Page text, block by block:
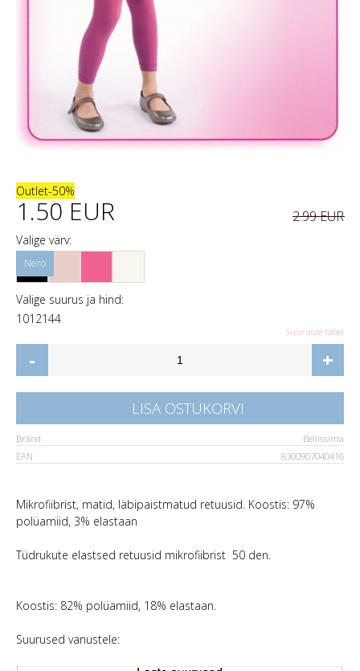
Outlet-50%
2.99 EUR
1.50 EUR
Valige värv:
Valige suurus ja hind:
1012144
Suuruste tabel
- +
LISA OSTUKORVI
Bränd
Bellissima
EAN
8300907040416
Mikrofiibrist, matid, läbipaistmatud retuusid. Koostis: 97%
polüamiid, 3% elastaan
Tüdrukute elastsed retuusid mikrofiibrist 50 den.
Koostis: 82% polüamiid, 18% elastaan.
Suurused vanustele: